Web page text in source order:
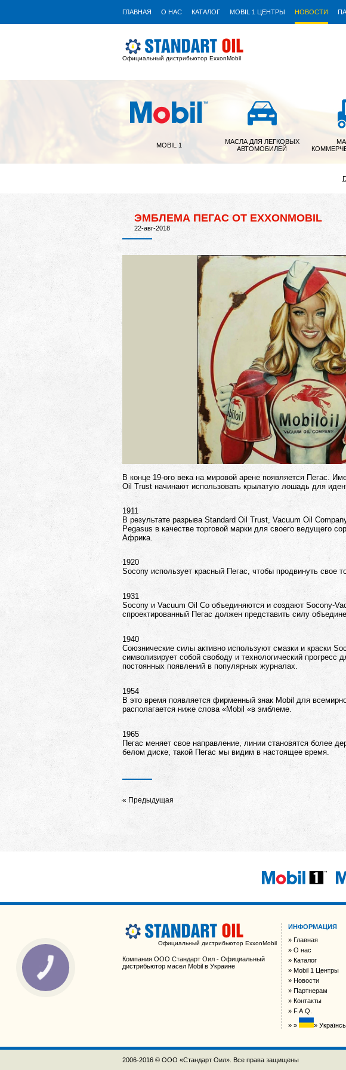
ГЛАВНАЯ О НАС КАТАЛОГ MOBIL 1 ЦЕНТРЫ НОВОСТИ
Официальный дистрибьютор ExxonMobil
MOBIL 1
МАСЛА ДЛЯ ЛЕГКОВЫХ
АВТОМОБИЛЕЙ
ЭМБЛЕМА ПЕГАС ОТ EXXONMOBIL
22-авг-2018
В конце 19-ого века на мировой арене появляется Пегас.
Oil Trust начинают использовать крылатую лошадь для
1911
В результате разрыва Standard Oil Trust, Vacuum Oil
Pegasus в качестве торговой марки для своего ведущего
Африка.
1920
Socony использует красный Пегас, чтобы продвинуть свое
1931
Socony и Vacuum Oil Co объединяются и создают Socony-
спроектированный Пегас должен представить силу
1940
Союзнические силы активно используют смазки и краски
символизирует собой свободу и технологический прогресс
постоянных появлений в популярных журналах.
1954
В это время появляется фирменный знак Mobil для
располагается ниже слова «Mobil «в эмблеме.
1965
Пегас меняет свое направление, линии становятся более
белом диске, такой Пегас мы видим в настоящее время.
Предыдущая
Официальный дистрибьютор ExxonMobil
Компания ООО Стандарт Оил - Официальный
дистрибьютор масел Mobil в Украине
ИНФОРМАЦИЯ
Главная
О нас
Каталог
Mobil 1 Центры
Новости
Партнерам
Контакты
F.A.Q.
2006-2016 © ООО «Стандарт Оил». Все права защищены